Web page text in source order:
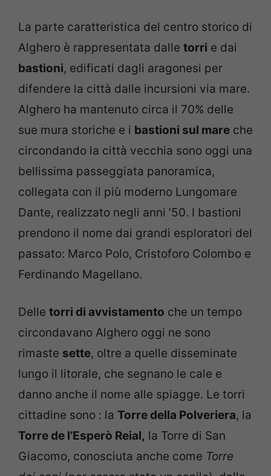
La parte caratteristica del centro storico di
Alghero è rappresentata dalle torri e dai
bastioni, edificati dagli aragonesi per
difendere la città dalle incursioni via mare.
Alghero ha mantenuto circa il 70% delle
sue mura storiche e i bastioni sul mare che
circondando la città vecchia sono oggi una
bellissima passeggiata panoramica,
collegata con il più moderno Lungomare
Dante, realizzato negli anni ’50. I bastioni
prendono il nome dai grandi esploratori del
passato: Marco Polo, Cristoforo Colombo e
Ferdinando Magellano.
Delle torri di avvistamento che un tempo
circondavano Alghero oggi ne sono
rimaste sette, oltre a quelle disseminate
lungo il litorale, che segnano le cale e
danno anche il nome alle spiagge. Le torri
cittadine sono : la Torre della Polveriera, la
Torre de l’Esperò Reial, la Torre di San
Giacomo, conosciuta anche come Torre